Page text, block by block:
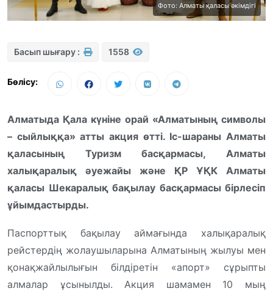
Фото: Алматы қаласы әкімдігі
Басып шығару : 1558
Бөлісу:
Алматыда Қала күніне орай «Алматының символы
– сыйлыққа» атты акция өтті. Іс-шараны Алматы
қаласының Туризм басқармасы, Алматы
халықаралық әуежайы және ҚР ҰҚК Алматы
қаласы Шекаралық бақылау басқармасы бірлесіп
ұйымдастырды.
Паспорттық бақылау аймағында халықаралық
рейстердің жолаушыларына Алматының жылуы мен
қонақжайлылығын білдіретін «апорт» сұрыпты
алмалар ұсынылды. Акция шамамен 10 мың